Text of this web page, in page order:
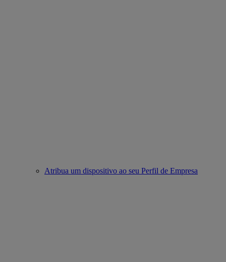
Atribua um dispositivo ao seu Perfil de Empresa